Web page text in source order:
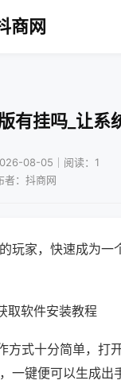
商网
有挂吗_让系
08-05｜阅读：1
者：抖商网
玩家，快速成为一
取软件安装教程
方式十分简单，打
一键便可以生成出